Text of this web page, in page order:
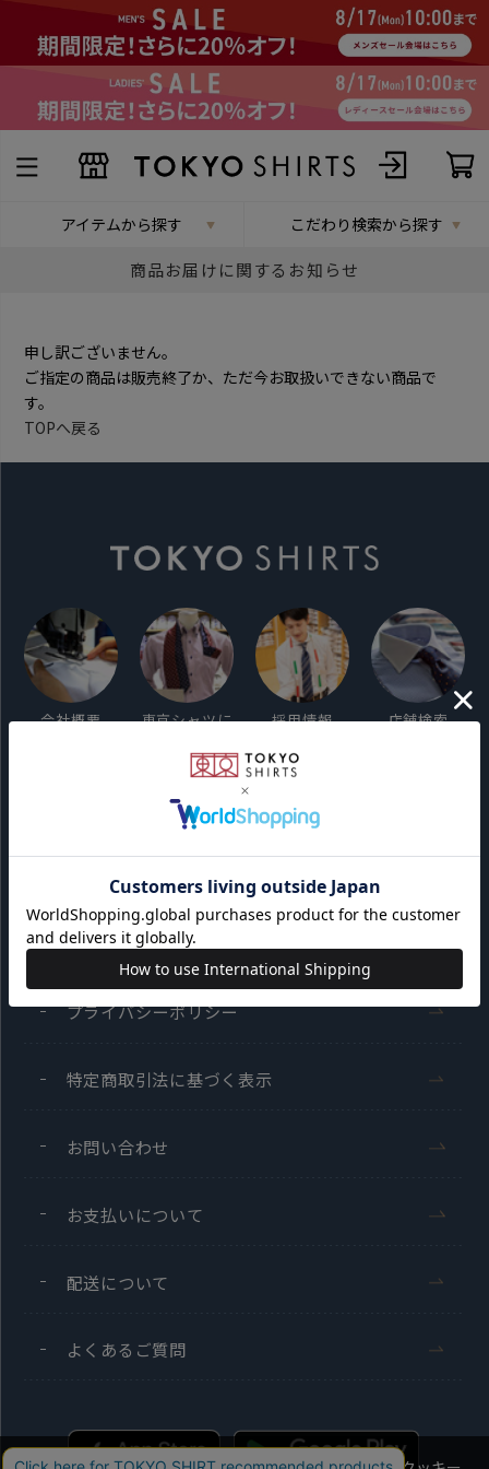
アイテムから探す こだわり検索から探す
商品お届けに関するお知らせ
申し訳ございません。
ご指定の商品は販売終了か、ただ今お取扱いできない商品で
す。
TOPへ戻る
会社概要
東京シャツに
採用情報 店舗検索
ご利用ガイド
サイト利用規約
会員利用規約
プライバシーポリシー
特定商取引法に基づく表示
お問い合わせ
お支払いについて
配送について
よくあるご質問